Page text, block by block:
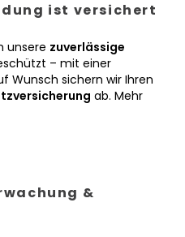
ist versichert
unsere zuverlässige
– mit einer
Wunsch sichern wir Ihren
ab. Mehr
&